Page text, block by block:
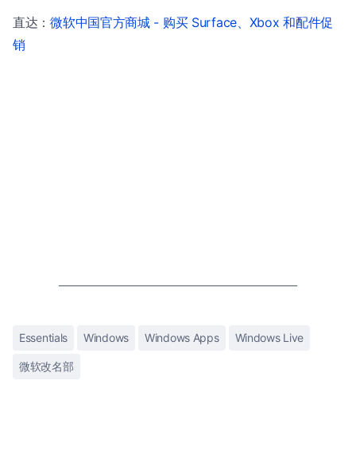
直达：微软中国官方商城 - 购买 Surface、Xbox 和配件促
销
Essentials Windows Windows Apps Windows Live
微软改名部